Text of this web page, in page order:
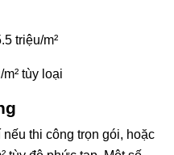
triệu/m²
tùy loại
thi công trọn gói, hoặc